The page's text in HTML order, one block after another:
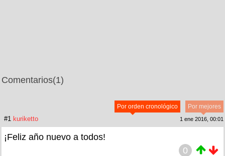
Comentarios(1)
Por mejores
Por orden cronológico
#1 kuriketto 1 ene 2016, 00:01
¡Feliz año nuevo a todos!
0